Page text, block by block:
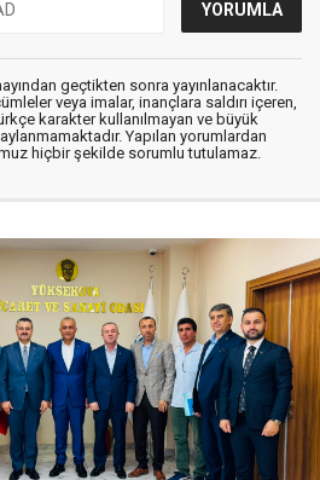
geçtikten sonra yayınlanacaktır.
veya imalar, inançlara saldırı içeren,
karakter kullanılmayan ve büyük
Yapılan yorumlardan
hiçbir şekilde sorumlu tutulamaz.